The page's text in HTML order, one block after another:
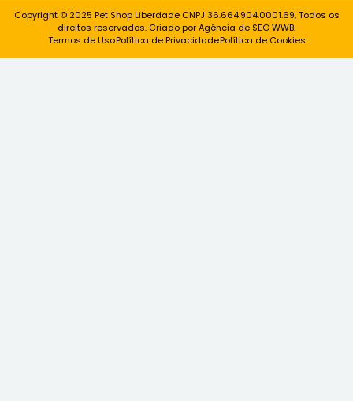
Copyright © 2025 Pet Shop Liberdade CNPJ 36.664.904.0001.69, Todos os
direitos reservados. Criado por Agência de SEO WWB.
Termos de UsoPolítica de PrivacidadePolítica de Cookies